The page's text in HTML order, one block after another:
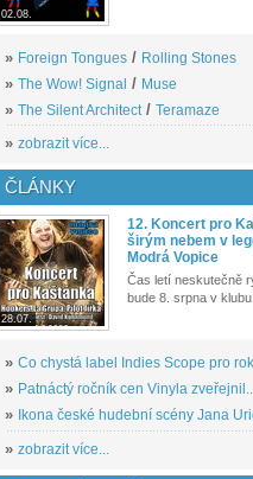
02.08.
» Foreign Tongues / Rolling Stones
» The Wow! Signal / Muse
» The Silent Architect/ Teramaze
» zobrazit více...
ČLÁNKY
28.07.
12. Koncert pro
širým nebem v
Modrá Vopice
Čas letí neskutečně
bude 8. srpna v klubu
» Co chystá label Indies Scope pro
» Patnáctý ročník cen Vinyla
»
Ikona české hudební scény Jana
» zobrazit více...